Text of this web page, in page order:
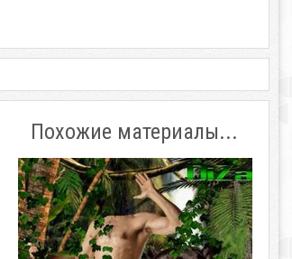
Похожие материалы...